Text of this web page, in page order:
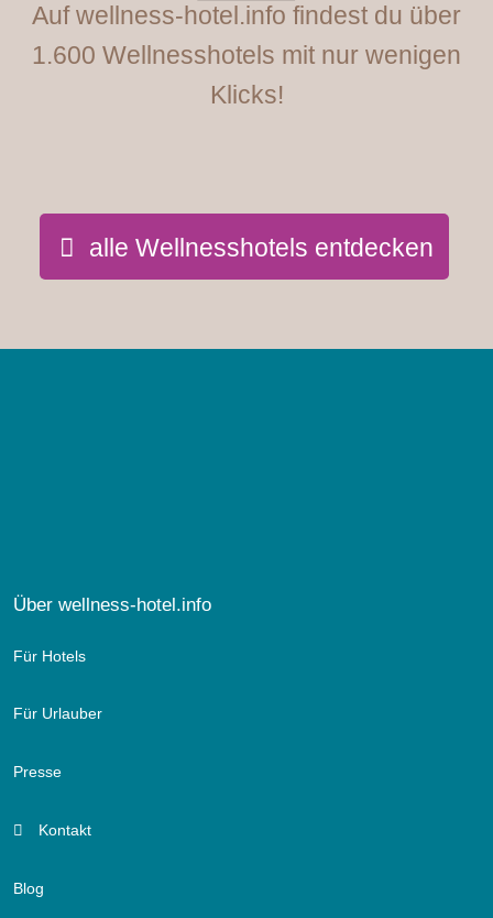
Auf wellness-hotel.info findest du über
1.600 Wellnesshotels mit nur wenigen
Klicks!
alle Wellnesshotels entdecken
Über wellness-hotel.info
Für Hotels
Für Urlauber
Presse
Kontakt
Blog